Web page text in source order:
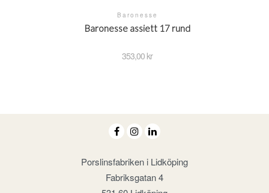
Baronesse
Baronesse assiett 17 rund
353,00 kr
Porslinsfabriken i Lidköping
Fabriksgatan 4